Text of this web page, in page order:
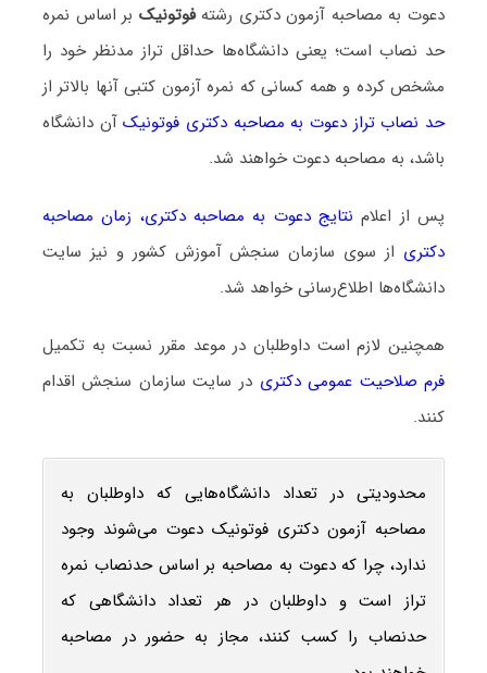
دعوت به مصاحبه آزمون دکتری رشتهفوتونیک بر اساس نمره
حد نصاب است؛ یعنی دانشگاه‌ها حداقل تراز مدنظر خود را
مشخص کرده و همه کسانی که نمره آزمون کتبی آنها بالاتر از
حد نصاب تراز دعوت به مصاحبه دکتری فوتونیک آن دانشگاه
باشد، به مصاحبه دعوت خواهند شد.
پس از اعلام نتایج دعوت به مصاحبه دکتری، زمان مصاحبه
دکتری از سوی سازمان سنجش آموزش کشور و نیز سایت
دانشگاه‌ها اطلاع‌رسانی خواهد شد.
همچنین لازم است داوطلبان در موعد مقرر نسبت به تکمیل
فرم صلاحیت عمومی دکتری در سایت سازمان سنجش اقدام
کنند.
محدودیتی در تعداد دانشگاه‌هایی که داوطلبان به
مصاحبه آزمون دکتری فوتونیک دعوت می‌شوند وجود
ندارد، چرا که دعوت به مصاحبه بر اساس حدنصاب نمره
تراز است و داوطلبان در هر تعداد دانشگاهی که
حدنصاب را کسب کنند، مجاز به حضور در مصاحبه